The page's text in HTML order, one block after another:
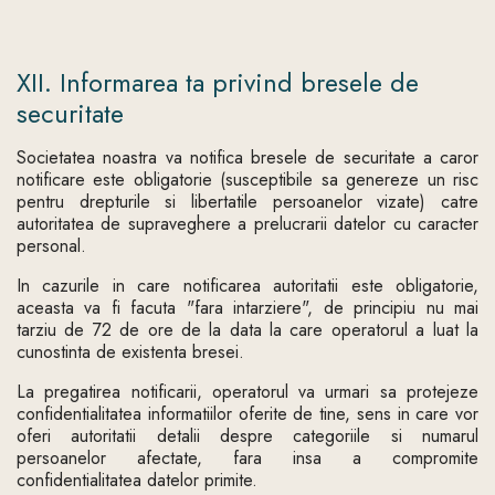
XII. Informarea ta privind bresele de
securitate
Societatea noastra va notifica bresele de securitate a caror
notificare este obligatorie (susceptibile sa genereze un risc
pentru drepturile si libertatile persoanelor vizate) catre
autoritatea de supraveghere a prelucrarii datelor cu caracter
personal.
In cazurile in care notificarea autoritatii este obligatorie,
aceasta va fi facuta "fara intarziere", de principiu nu mai
tarziu de 72 de ore de la data la care operatorul a luat la
cunostinta de existenta bresei.
La pregatirea notificarii, operatorul va urmari sa protejeze
confidentialitatea informatiilor oferite de tine, sens in care vor
oferi autoritatii detalii despre categoriile si numarul
persoanelor afectate, fara insa a compromite
confidentialitatea datelor primite.